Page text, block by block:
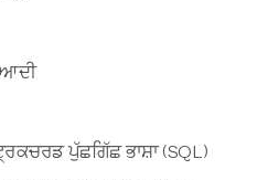
ਪੁੱਛਗਿੱਛ ਭਾਸ਼ਾ (SQL)